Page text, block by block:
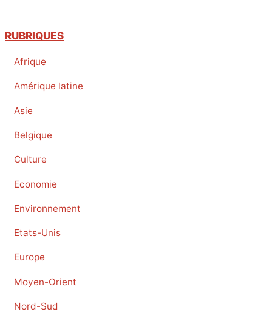
RUBRIQUES
Afrique
Amérique latine
Asie
Belgique
Culture
Economie
Environnement
Etats-Unis
Europe
Moyen-Orient
Nord-Sud